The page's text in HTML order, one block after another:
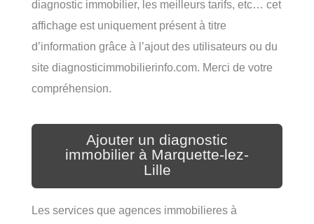
diagnostic immobilier, les meilleurs tarifs, etc… cet
affichage est uniquement présent à titre
d’information grâce à l’ajout des utilisateurs ou du
site diagnosticimmobilierinfo.com. Merci de votre
compréhension.
Ajouter un diagnostic
immobilier à Marquette-lez-
Lille
Les services que agences immobilieres à